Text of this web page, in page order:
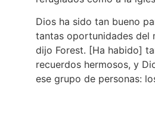
Dios ha sido tan bueno
tantas oportunidades del
dijo Forest. [Ha habido]
recuerdos hermosos, y
ese grupo de personas: